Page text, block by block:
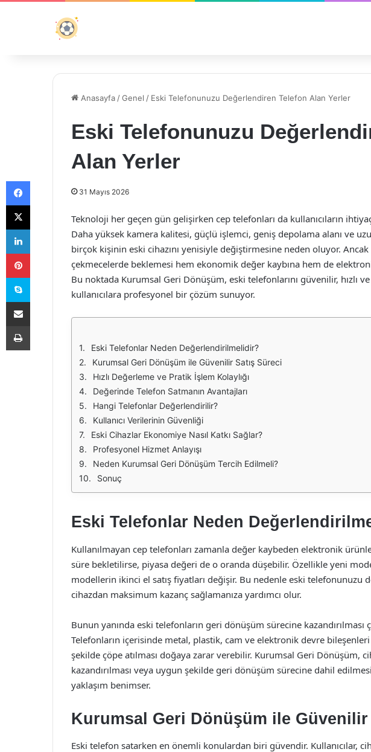
Anasayfa /Genel / Eski Telefonunuzu Değerlendiren Telefon Alan Yerler
Eski Telefonunuzu
Alan Yerler
31 Mayıs 2026
Teknoloji her geçen gün gelişirken cep telefonları da kullanıcıların
Daha yüksek kamera kalitesi, güçlü işlemci, geniş depolama alanı ve
birçok kişinin eski cihazını yenisiyle değiştirmesine neden oluyor.
çekmecelerde beklemesi hem ekonomik değer kaybına hem de
Bu noktada Kurumsal Geri Dönüşüm, eski telefonlarını güvenilir, hızlı
kullanıcılara profesyonel bir çözüm sunuyor.
Eski Telefonlar Neden Değerlendirilmelidir?
Kurumsal Geri Dönüşüm ile Güvenilir Satış Süreci
Hızlı Değerleme ve Pratik İşlem Kolaylığı
Değerinde Telefon Satmanın Avantajları
Hangi Telefonlar Değerlendirilir?
Kullanıcı Verilerinin Güvenliği
Eski Cihazlar Ekonomiye Nasıl Katkı Sağlar?
Profesyonel Hizmet Anlayışı
Neden Kurumsal Geri Dönüşüm Tercih Edilmeli?
Sonuç
Eski Telefonlar Neden
Kullanılmayan cep telefonları zamanla değer kaybeden elektronik
süre bekletilirse, piyasa değeri de o oranda düşebilir. Özellikle yeni
modellerin ikinci el satış fiyatları değişir. Bu nedenle eski telefonunuzu
cihazdan maksimum kazanç sağlamanıza yardımcı olur.
Bunun yanında eski telefonların geri dönüşüm sürecine kazandırılması
Telefonların içerisinde metal, plastik, cam ve elektronik devre
şekilde çöpe atılması doğaya zarar verebilir. Kurumsal Geri Dönüşüm,
kazandırılması veya uygun şekilde geri dönüşüm sürecine dahil
yaklaşım benimser.
Kurumsal Geri Dönüşüm ile Güvenilir
Eski telefon satarken en önemli konulardan biri güvendir. Kullanıcılar,
Facebook
X
LinkedIn
Pinterest
Skype
E-Posta ile paylaş